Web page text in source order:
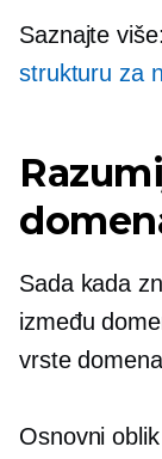
Saznajte više:
strukturu za
Sada kada
između
vrste
Osnovni